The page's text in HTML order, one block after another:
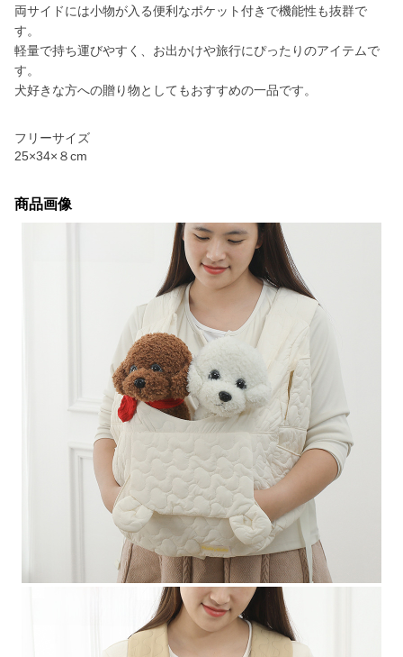
両サイドには小物が入る便利なポケット付きで機能性も抜群で
す。
軽量で持ち運びやすく、お出かけや旅行にぴったりのアイテムで
す。
犬好きな方への贈り物としてもおすすめの一品です。
フリーサイズ
25×34×８cm
商品画像